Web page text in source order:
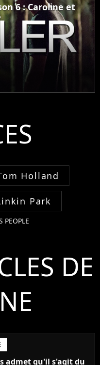
6 : Caroline et
Holland
Park
PEOPLE
DE
admet qu'il s'agit du